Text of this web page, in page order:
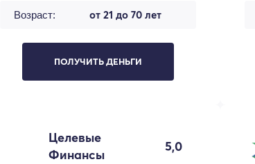
Возраст: от 21 до 70 лет
ПОЛУЧИТЬ ДЕНЬГИ
Целевые
Финансы
5,0